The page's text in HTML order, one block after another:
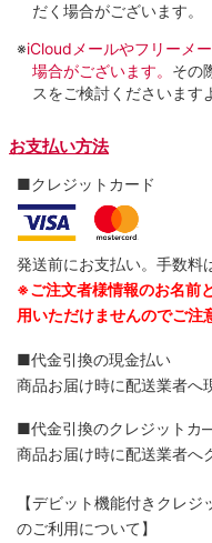
だく場合がございます。
※iCloudメールやフリーメ
場合がございます。 その
スをご検討くださいます
お支払い方法
■クレジットカード
発送前にお支払い。手数料
※ご注文者様情報のお名前
用いただけませんのでご注
■代金引換の現金払い
商品お届け時に配送業者へ
■代金引換のクレジットカ
商品お届け時に配送業者へ
【デビット機能付きクレジ
のご利用について】